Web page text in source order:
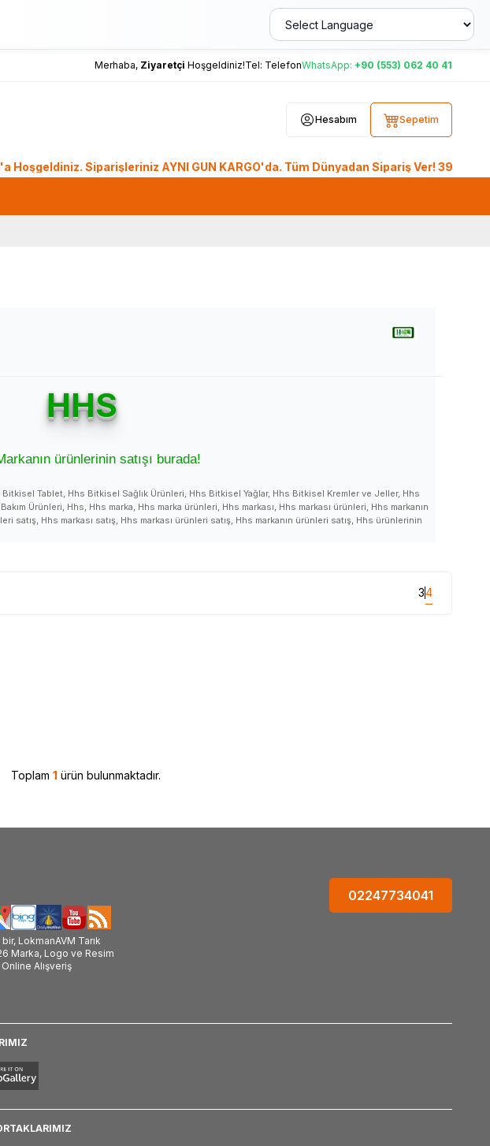
Merhaba, Ziyaretçi Hoşgeldiniz!Tel: TelefonWhatsApp: +90 (553) 062 40 41
Hesabım Sepetim
Siparişleriniz AYNI GÜN KARGO'da. Tüm Dünyadan Sipariş Ver! 39 Milyon
HHS
ürünlerinin satışı burada!
Tablet, Hhs Bitkisel Sağlık Ürünleri, Hhs Bitkisel Yağlar, Hhs Bitkisel Kremler ve Jeller, Hhs
Ürünleri, Hhs, Hhs marka, Hhs marka ürünleri, Hhs markası, Hhs markası ürünleri, Hhs markanın
satış, Hhs markası satış, Hhs markası ürünleri satış, Hhs markanın ürünleri satış, Hhs ürünlerinin
kullanımı, Hhs zararları, Hhs zararlı mı, Hhs uyarılar, Hhs yararları, Hhs yararlı mı, Hhs satış, Hhs
nerede satılır, Hhs nerede satılıyor, Hhs ürünleri nerede satılır, Hhs ürünleri nerede satılıyor, Hhs
etkileri, Hhs ürünü nasıl kullanılır, Hhs ürünü nerde, Hhs ürünü faydası, Hhs ürünü faydaları neler,
34
Toplam 1 ürün bulunmaktadır.
LokmanAVM Tarık
Marka, Logo ve Resim
Alışveriş
02247734041